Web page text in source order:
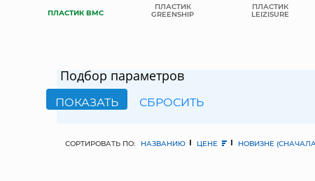
ПЛАСТИК BMC
ПЛАСТИК
GREENSHIP
ПЛАСТИК
LEIZISURE
Подбор параметров
СОРТИРОВАТЬ ПО: НАЗВАНИЮ ЦЕНЕ НОВИЗНЕ